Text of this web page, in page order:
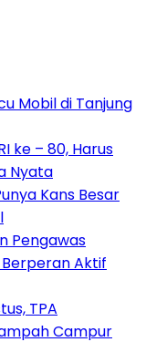
Mobil di Tanjung
ke – 80, Harus
Nyata
Kans Besar
Pengawas
Aktif
TPA
Campur